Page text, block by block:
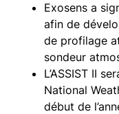
Exosens a
afin de
de profilage
sondeur
L’ASSIST II
National
début de